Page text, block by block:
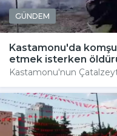
GÜNDEM
Kastamonu'da
etmek isterken
Kastamonu'nun